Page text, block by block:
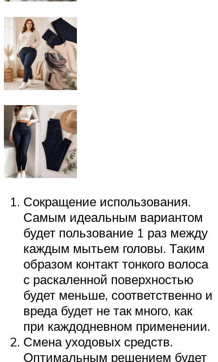
Сокращение использования.
Самым идеальным вариантом
будет пользование 1 раз между
каждым мытьем головы. Таким
образом контакт тонкого волоса
с раскаленной поверхностью
будет меньше, соответственно и
вреда будет не так много, как
при каждодневном применении.
Смена уходовых средств.
Оптимальным решением будет